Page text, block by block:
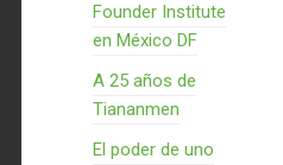
Founder Institute
en México DF
A 25 años de
Tiananmen
El poder de uno